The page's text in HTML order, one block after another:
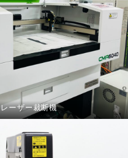
レーザー裁断機